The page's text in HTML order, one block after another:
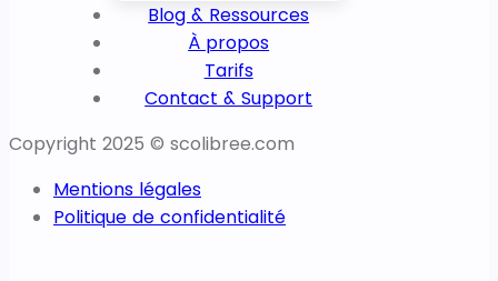
Blog & Ressources
À propos
Tarifs
Contact & Support
Copyright 2025 © scolibree.com
Mentions légales
Politique de confidentialité